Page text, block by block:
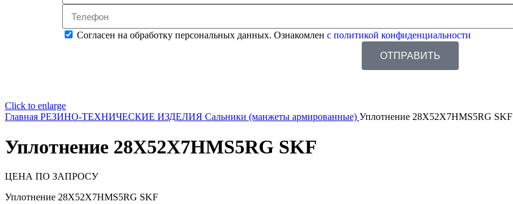
Согласен на обработку персональных данных. Ознакомлен с политикой конфиденциальности
ОТПРАВИТЬ
Click to enlarge
Главная РЕЗИНО-ТЕХНИЧЕСКИЕ ИЗДЕЛИЯ Сальники (манжеты армированные) Уплотнение 28X52X7HMS5RG SKF
Уплотнение 28X52X7HMS5RG SKF
ЦЕНА ПО ЗАПРОСУ
Уплотнение 28X52X7HMS5RG SKF